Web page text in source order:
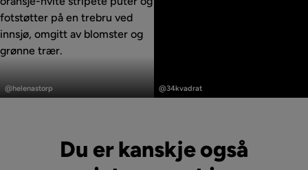
publisert
@helenastorp
publisert
@34kvadrat
Du er kanskje også